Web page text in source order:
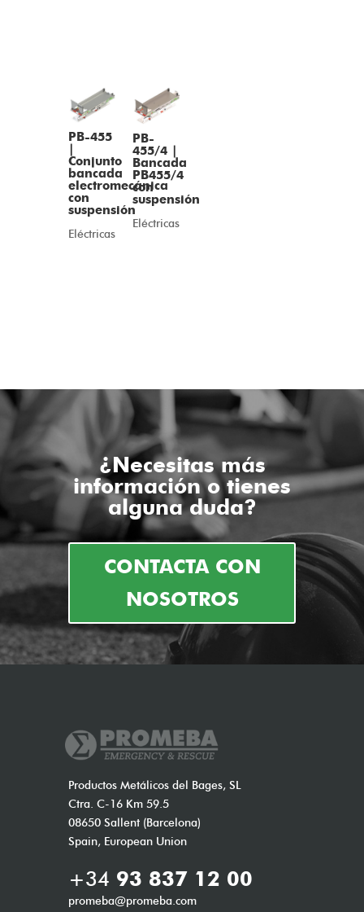
PB-455
|
Conjunto
bancada
electromecánica
con
suspensión
Eléctricas
PB-
455/4 |
Bancada
PB455/4
con
suspensión
Eléctricas
¿Necesitas más
información o tienes
alguna duda?
CONTACTA CON
NOSOTROS
Productos Metálicos del Bages, SL
Ctra. C-16 Km 59.5
08650 Sallent (Barcelona)
Spain, European Union
+34 93 837 12 00
promeba@promeba.com